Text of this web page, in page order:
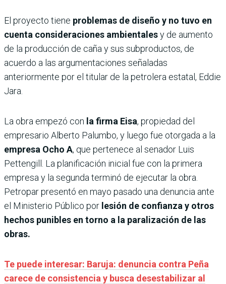
El proyecto tiene problemas de diseño y no tuvo en
cuenta consideraciones ambientalesy de aumento
de la producción de caña y sus subproductos, de
acuerdo a las argumentaciones señaladas
anteriormente por el titular de la petrolera estatal, Eddie
Jara.
La obra empezó con la firma Eisa, propiedad del
empresario Alberto Palumbo, y luego fue otorgada a la
empresa Ocho A, que pertenece al senador Luis
Pettengill. La planificación inicial fue con la primera
empresa y la segunda terminó de ejecutar la obra.
Petropar presentó en mayo pasado una denuncia ante
el Ministerio Público por lesión de confianza y otros
hechos punibles en torno a la paralización de las
obras.
Te puede interesar: Baruja: denuncia contra Peña
carece de consistencia y busca desestabilizar al